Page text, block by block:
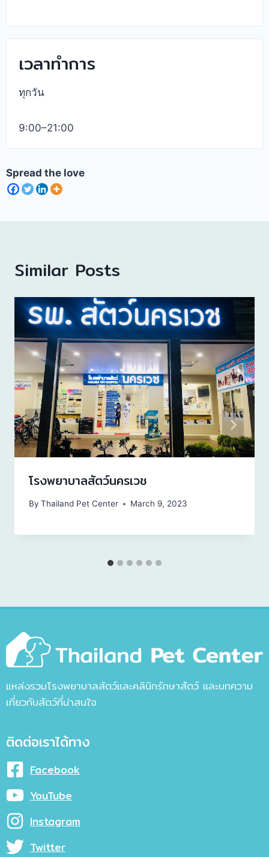
เวลาทำการ
ทุกวัน
9:00–21:00
Spread the love
Similar Posts
โรงพยาบาลสัตว์นครเวช
By Thailand Pet Center March 9, 2023
แหล่งรวมโรงพยาบาลสัตว์และคลินิกรักษาสัตว์ และบทความ
เกี่ยวกับสัตว์ที่น่าสนใจ
ติดต่อเราได้ทาง
Facebook
YouTube
Instagram
Twitter